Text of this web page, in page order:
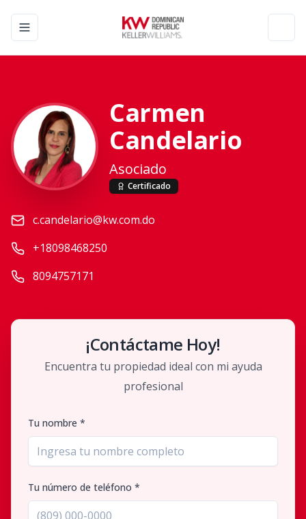
Toggle navigation menu
Carmen
Candelario
Asociado
Certificado
c.candelario@kw.com.do
+18098468250
8094757171
¡Contáctame Hoy!
Encuentra tu propiedad ideal con mi ayuda
profesional
Tu nombre *
Tu número de teléfono *